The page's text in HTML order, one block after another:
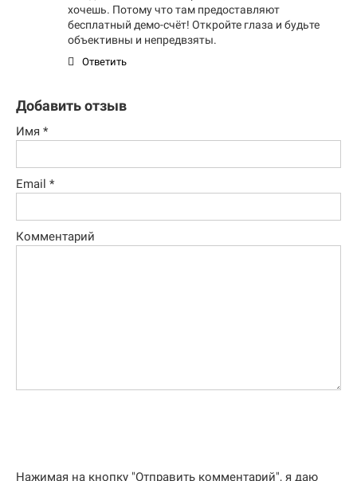
хочешь. Потому что там предоставляют
бесплатный демо-счёт! Откройте глаза и будьте
объективны и непредвзяты.
Ответить
Добавить отзыв
Имя *
Email *
Комментарий
Нажимая на кнопку "Отправить комментарий", я даю